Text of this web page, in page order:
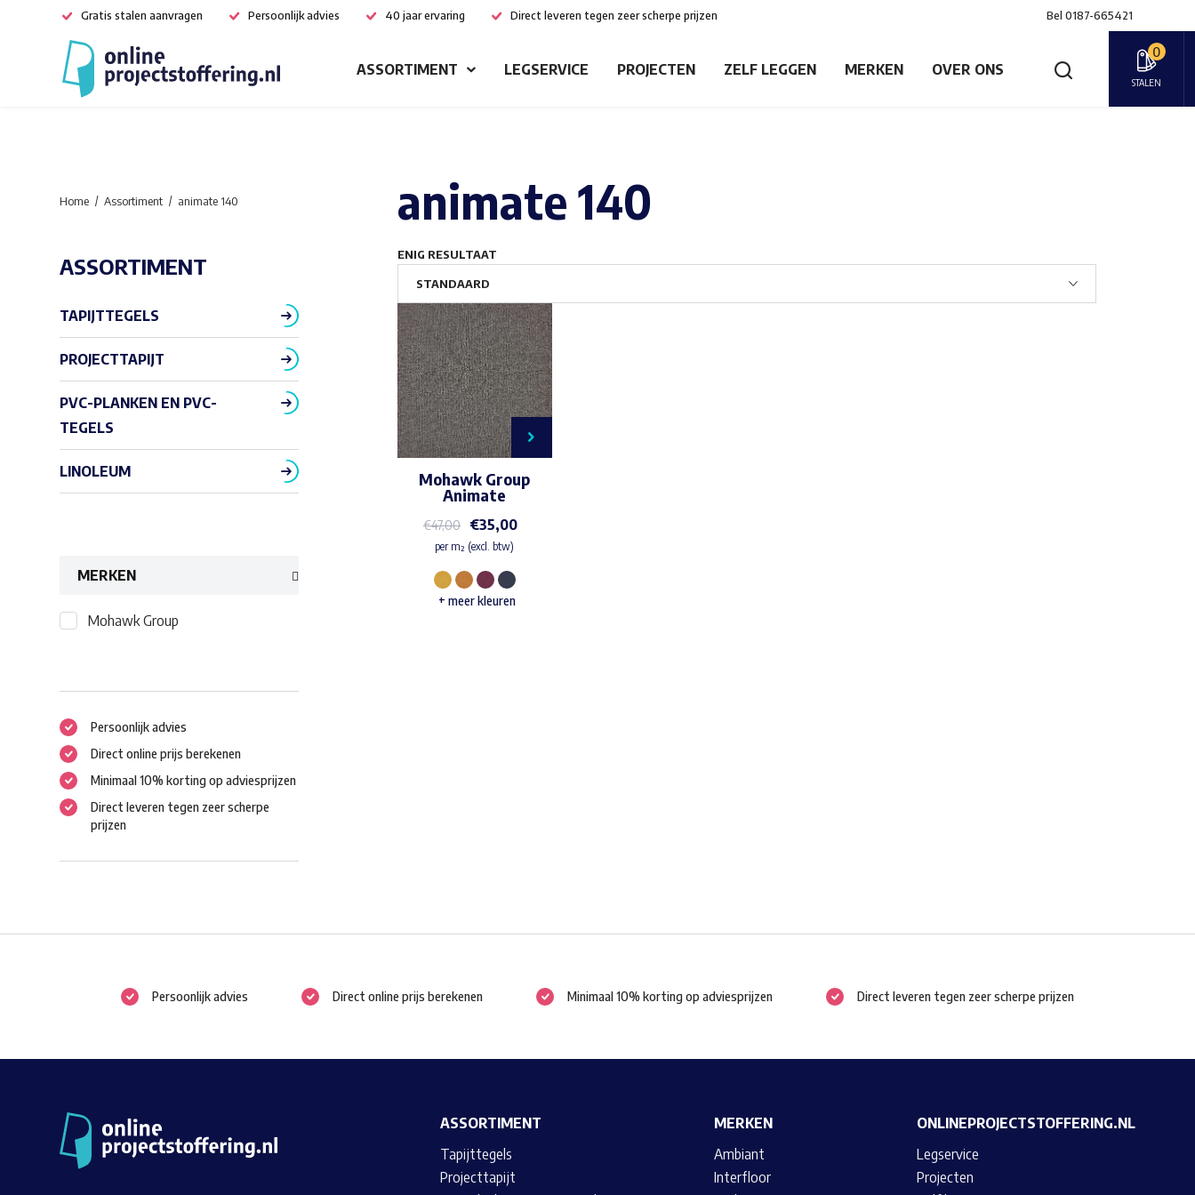
Gratis stalen aanvragen Persoonlijk advies 40 jaar ervaring Direct leveren tegen zeer scherpe prijzen Bel 0187-665421
ASSORTIMENT LEGSERVICE PROJECTEN ZELF LEGGEN MERKEN OVER ONS
0
STALEN
animate 140
ENIG RESULTAAT
Mohawk Group
Animate
€47,00 €35,00
per m² (excl. btw)
Dit
+ meer kleuren
Home Assortiment animate 140
ASSORTIMENT
TAPIJTTEGELS
PROJECTTAPIJT
PVC-PLANKEN EN PVC-
TEGELS
LINOLEUM
MERKEN
Mohawk Group
Persoonlijk advies
Direct online prijs berekenen
Minimaal 10% korting op adviesprijzen
Direct leveren tegen zeer scherpe
prijzen
Persoonlijk advies Direct online prijs berekenen Minimaal 10% korting op adviesprijzen Direct leveren tegen zeer scherpe prijzen
ASSORTIMENT
Tapijttegels
Projecttapijt
MERKEN
Ambiant
Interfloor
ONLINEPROJECTSTOFFERING.NL
Legservice
Projecten